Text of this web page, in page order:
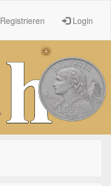
Registrieren Login